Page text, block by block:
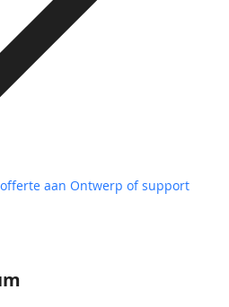
aan Ontwerp of support